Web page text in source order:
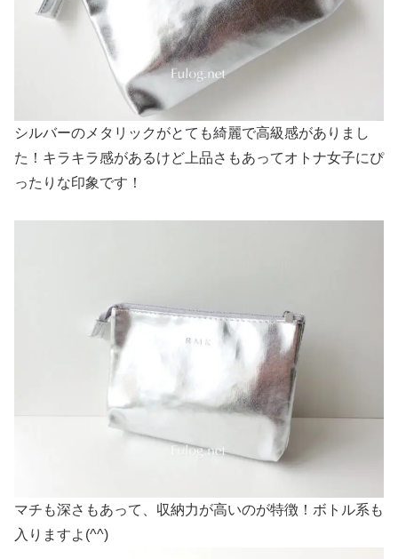
シルバーのメタリックがとても綺麗で高級感がありまし
た！キラキラ感があるけど上品さもあってオトナ女子にぴ
ったりな印象です！
マチも深さもあって、収納力が高いのが特徴！ボトル系も
入りますよ(^^)